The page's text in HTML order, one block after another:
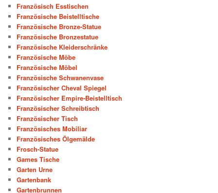
Französisch Esstischen
Französische Beistelltische
Französische Bronze-Statue
Französische Bronzestatue
Französische Kleiderschränke
Französische Möbe
Französische Möbel
Französische Schwanenvase
Französischer Cheval Spiegel
Französischer Empire-Beistelltisch
Französischer Schreibtisch
Französischer Tisch
Französisches Mobiliar
Französisches Ölgemälde
Frosch-Statue
Games Tische
Garten Urne
Gartenbank
Gartenbrunnen